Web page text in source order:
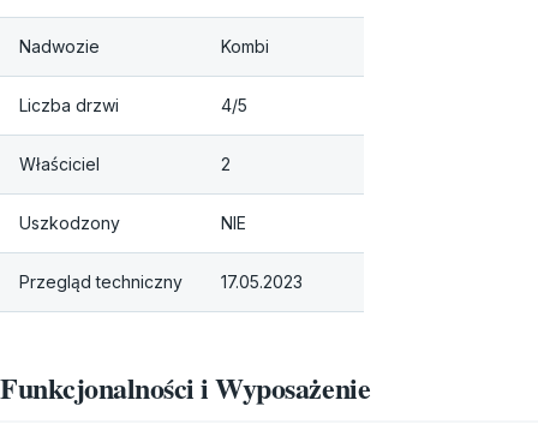
Nadwozie Kombi
Liczba drzwi 4/5
Właściciel 2
Uszkodzony NIE
Przegląd techniczny 17.05.2023
Funkcjonalności i Wyposażenie